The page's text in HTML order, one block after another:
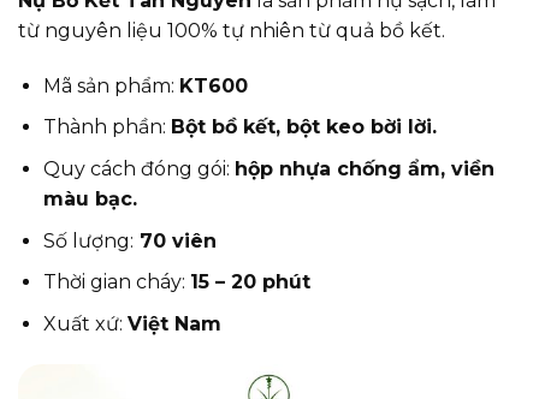
từ nguyên liệu 100% tự nhiên từ quả bồ kết.
Mã sản phẩm: KT600
Thành phần: Bột bồ kết, bột keo bời lời.
Quy cách đóng gói: hộp nhựa chống ẩm, viền
màu bạc.
Số lượng: 70 viên
Thời gian cháy: 15 – 20 phút
Xuất xứ: Việt Nam